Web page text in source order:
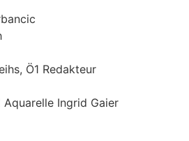
Ö1 Redakteur
Aquarelle Ingrid Gaier